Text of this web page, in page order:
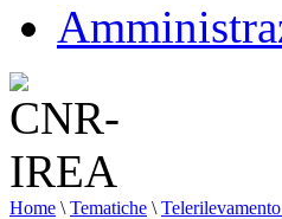
Home \ Tematiche \